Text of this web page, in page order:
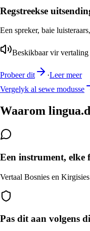
Regstreekse
Een spreker, baie
Beskikbaar vir
Probeer dit ·Leer meer
Vergelyk al sewe modusse
Waarom
Een instrument, elke
Vertaal Bosnies en
Pas dit aan volgens